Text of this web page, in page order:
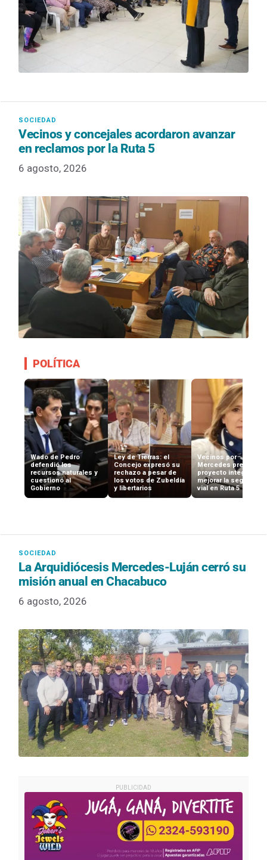
Vecinos y concejales acordaron avanzar
en reclamos por la Ruta 5
6 agosto, 2026
POLÍTICA
Wado de Pedro
defendió los
recursos naturales y
cuestionó al
Gobierno
Ley de Tierras: el
Concejo expresó su
rechazo a pesar de
los votos de Zubeldía
y libertarios
Vecinos por
Mercedes presenta
proyecto integral
mejorar la seguridad
vial en Ruta 5
La Arquidiócesis Mercedes-Luján cerró su
misión anual en Chacabuco
6 agosto, 2026
PUBLICIDAD